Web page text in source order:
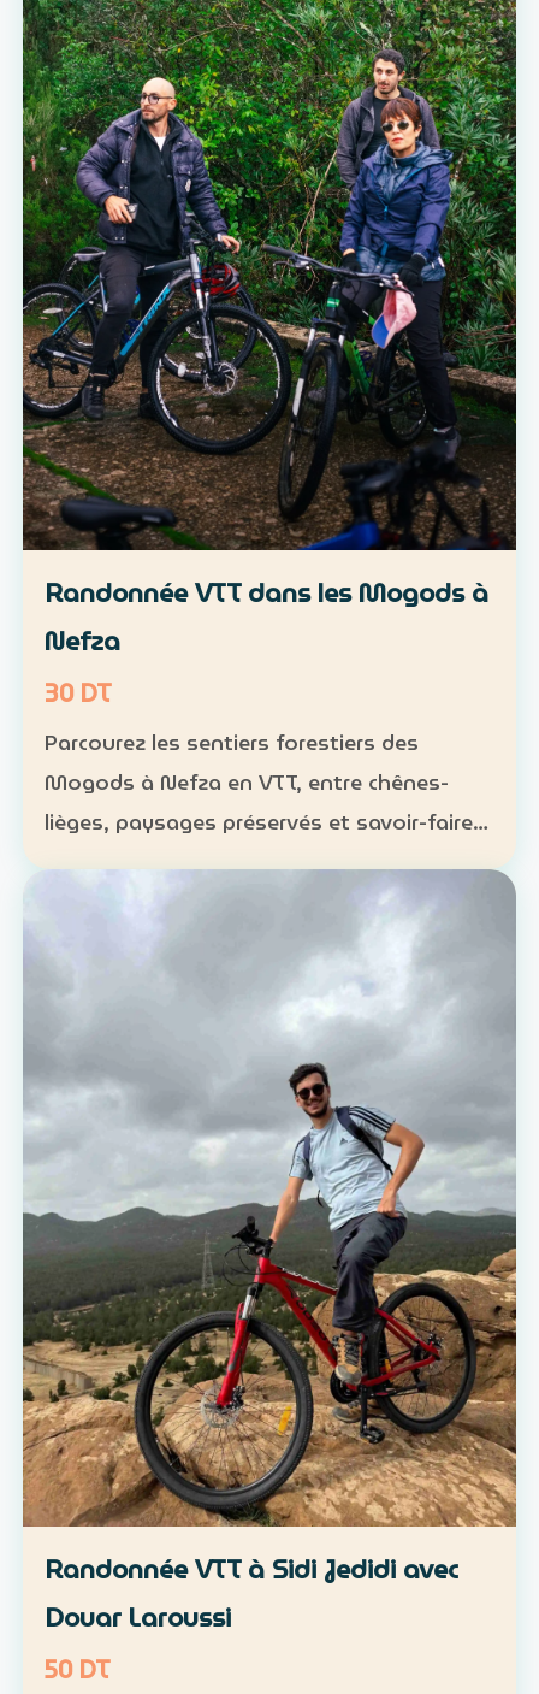
Randonnée VTT dans les Mogods à
Nefza
30 DT
Parcourez les sentiers forestiers des
Mogods à Nefza en VTT, entre chênes-
lièges, paysages préservés et savoir-faire
local. VTT : 1 h à 1 h 30, niveau
intermédiaire — 30 DT par personne
Déjeuner maison : 35 DT par pers…
Randonnée VTT à Sidi Jedidi avec
Douar Laroussi
50 DT